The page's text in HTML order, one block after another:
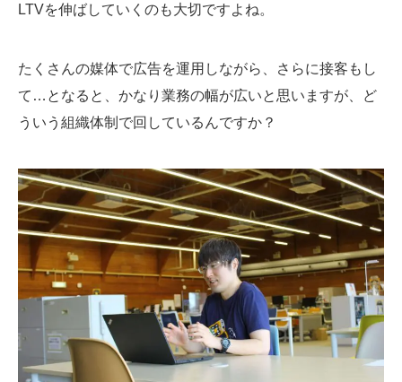
LTVを伸ばしていくのも大切ですよね。
たくさんの媒体で広告を運用しながら、さらに接客もし
て…となると、かなり業務の幅が広いと思いますが、ど
ういう組織体制で回しているんですか？